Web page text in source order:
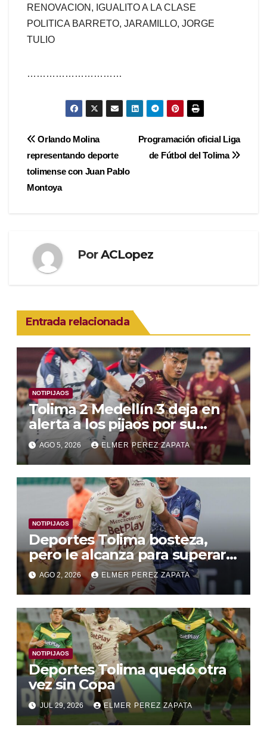
RENOVACION, IGUALITO A LA CLASE
POLITICA BARRETO, JARAMILLO, JORGE
TULIO
…………………………
Navegación
de
entradas
Programación oficial Liga
de Fútbol del Tolima
Orlando Molina
representando deporte
tolimense con Juan Pablo
Montoya
PorACLopez
Entrada relacionada
NOTIPIJAOS
Tolima 2 Medellín 3 deja en
alerta a los pijaos por su
fútbol irregular
AGO 5, 2026 ELMER PEREZ ZAPATA
NOTIPIJAOS
Deportes Tolima bosteza,
pero le alcanza para superar a
Alianza Valledupar 2 A 1
AGO 2, 2026 ELMER PEREZ ZAPATA
NOTIPIJAOS
Deportes Tolima quedó otra
vez sin Copa
JUL 29, 2026 ELMER PEREZ ZAPATA